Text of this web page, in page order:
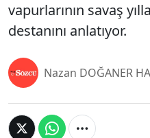
vapurlarının savaş
destanını anlatıyor.
Nazan DOĞANER